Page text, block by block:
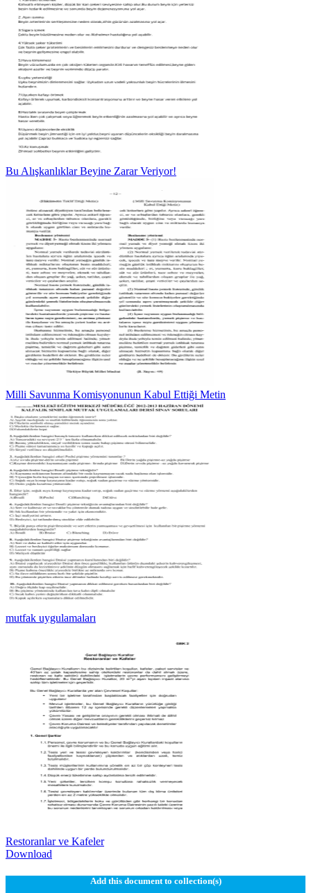
Bu Alışkanlıklar Beyine Zarar Veriyor!
Milli Savunma Komisyonunun Kabul Ettiği Metin
mutfak uygulamaları
Restoranlar ve Kafeler
Download
Add this document to collection(s)